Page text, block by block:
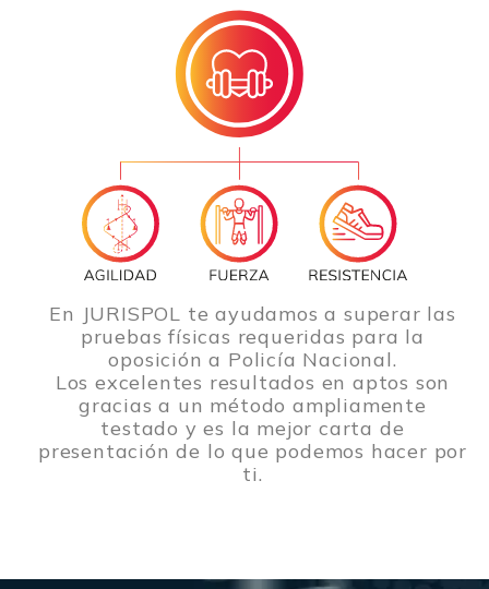
En JURISPOL te ayudamos a superar las
pruebas físicas requeridas para la
oposición a Policía Nacional.
Los excelentes resultados en aptos son
gracias a un método ampliamente
testado y es la mejor carta de
presentación de lo que podemos hacer por
ti.